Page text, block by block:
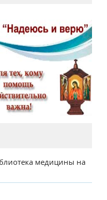
медицины на